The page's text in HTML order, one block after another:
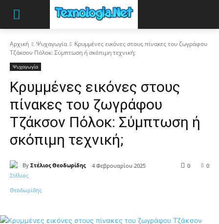
Αρχική Ψυχαγωγία
Κρυμμένες εικόνες στους πίνακες του ζωγράφου
Τζάκσον Πόλοκ: Σύμπτωση ή σκόπιμη τεχνική;
Ψυχαγωγία
Κρυμμένες εικόνες στους
πίνακες του ζωγράφου
Τζάκσον Πόλοκ: Σύμπτωση ή
σκόπιμη τεχνική;
By Στέλιος Θεοδωρίδης 4 Φεβρουαρίου 2025 0
0